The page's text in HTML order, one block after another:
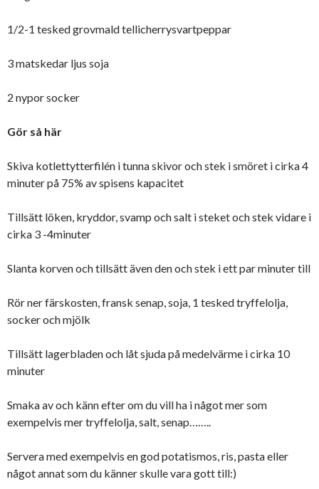
1/2-1 tesked grovmald tellicherrysvartpeppar
3 matskedar ljus soja
2 nypor socker
Gör så här
Skiva kotlettytterfilén i tunna skivor och stek i smöret i cirka 4
minuter på 75% av spisens kapacitet
Tillsätt löken, kryddor, svamp och salt i steket och stek vidare i
cirka 3 -4minuter
Slanta korven och tillsätt även den och stek i ett par minuter till
Rör ner färskosten, fransk senap, soja, 1 tesked tryffelolja,
socker och mjölk
Tillsätt lagerbladen och låt sjuda på medelvärme i cirka 10
minuter
Smaka av och känn efter om du vill ha i något mer som
exempelvis mer tryffelolja, salt, senap……..
Servera med exempelvis en god potatismos, ris, pasta eller
något annat som du känner skulle vara gott till:)